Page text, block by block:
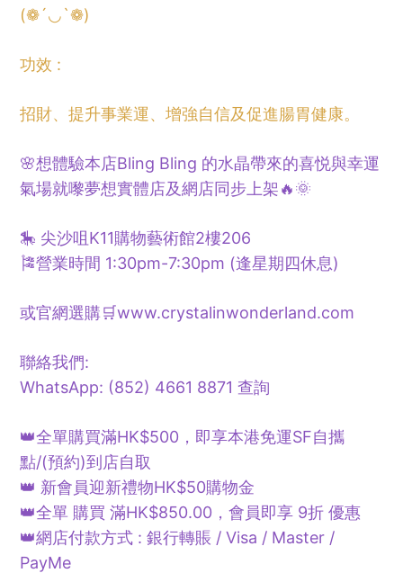
(❁´◡`❁)
功效 :
招財、提升事業運、增強自信及促進腸胃健康。
🌸想體驗本店Bling Bling 的水晶帶來的喜悦與幸運
氣場就嚟夢想實體店及網店同步上架🔥🌞
🎠 尖沙咀K11購物藝術館2樓206
🎏營業時間 1:30pm-7:30pm (逢星期四休息)
或官網選購🛒www.crystalinwonderland.com
聯絡我們:
WhatsApp: (852) 4661 8871 查詢
👑全單購買滿HK$500，即享本港免運SF自攜
點/(預約)到店自取
👑 新會員迎新禮物HK$50購物金
👑全單 購買 滿HK$850.00，會員即享 9折 優惠
👑網店付款方式 : 銀行轉賬 / Visa / Master /
PayMe